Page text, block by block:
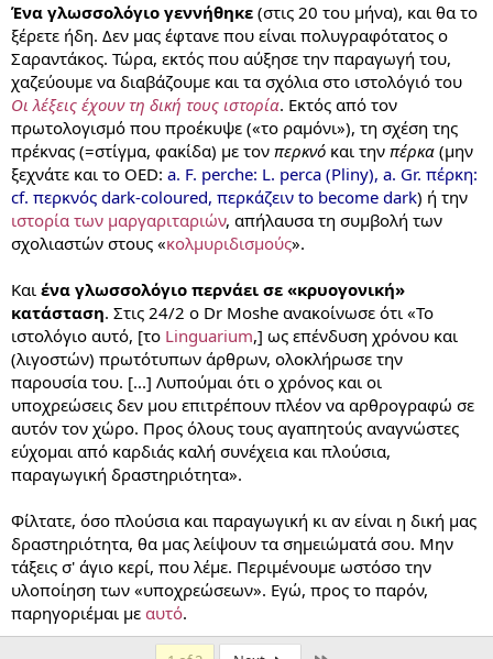
Ένα γλωσσολόγιο γεννήθηκε (στις 20 του μήνα), και θα το
ξέρετε ήδη. Δεν μας έφτανε που είναι πολυγραφότατος ο
Σαραντάκος. Τώρα, εκτός που αύξησε την παραγωγή του,
χαζεύουμε να διαβάζουμε και τα σχόλια στο ιστολόγιό του
Οι λέξεις έχουν τη δική τους ιστορία. Εκτός από τον
πρωτολογισμό που προέκυψε («το ραμόνι»), τη σχέση της
πρέκνας (=στίγμα, φακίδα) με τον περκνό και την πέρκα (μην
ξεχνάτε και το OED: a. F. perche: L. perca (Pliny), a. Gr. πέρκη:
cf. περκνός dark-coloured, περκάζειν to become dark) ή την
ιστορία των μαργαριταριών, απήλαυσα τη συμβολή των
σχολιαστών στους «κολμυριδισμούς».
Και ένα γλωσσολόγιο περνάει σε «κρυογονική»
κατάσταση. Στις 24/2 ο Dr Moshe ανακοίνωσε ότι «Το
ιστολόγιο αυτό, [το Linguarium,] ως επένδυση χρόνου και
(λιγοστών) πρωτότυπων άρθρων, ολοκλήρωσε την
παρουσία του. [...] Λυπούμαι ότι ο χρόνος και οι
υποχρεώσεις δεν μου επιτρέπουν πλέον να αρθρογραφώ σε
αυτόν τον χώρο. Προς όλους τους αγαπητούς αναγνώστες
εύχομαι από καρδιάς καλή συνέχεια και πλούσια,
παραγωγική δραστηριότητα».
Φίλτατε, όσο πλούσια και παραγωγική κι αν είναι η δική μας
δραστηριότητα, θα μας λείψουν τα σημειώματά σου. Μην
τάξεις σ' άγιο κερί, που λέμε. Περιμένουμε ωστόσο την
υλοποίηση των «υποχρεώσεων». Εγώ, προς το παρόν,
παρηγοριέμαι με αυτό.